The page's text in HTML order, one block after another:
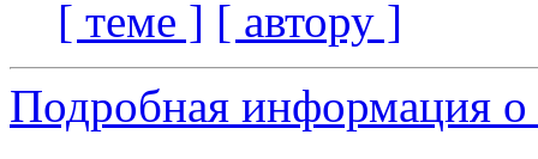
[ теме ] [ автору ]
Подробная информация о